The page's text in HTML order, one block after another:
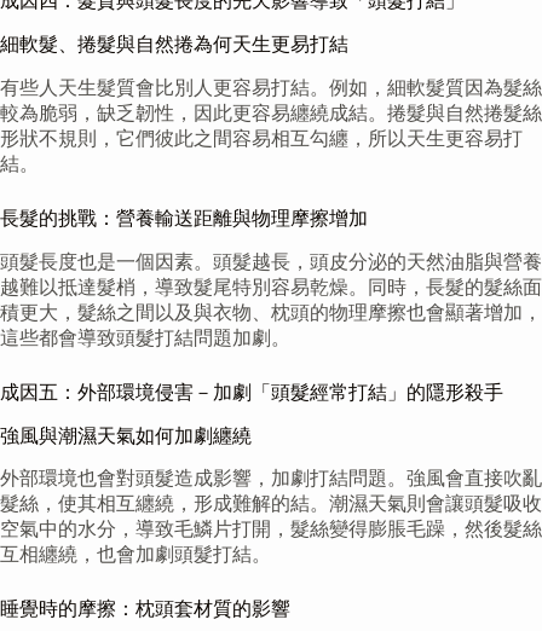
細軟髮、捲髮與自然捲為何天生更易打結
有些人天生髮質會比別人更容易打結。例如，細軟髮質因為髮絲
較為脆弱，缺乏韌性，因此更容易纏繞成結。捲髮與自然捲髮絲
形狀不規則，它們彼此之間容易相互勾纏，所以天生更容易打
結。
長髮的挑戰：營養輸送距離與物理摩擦增加
頭髮長度也是一個因素。頭髮越長，頭皮分泌的天然油脂與營養
越難以抵達髮梢，導致髮尾特別容易乾燥。同時，長髮的髮絲面
積更大，髮絲之間以及與衣物、枕頭的物理摩擦也會顯著增加，
這些都會導致頭髮打結問題加劇。
成因五：外部環境侵害－加劇「頭髮經常打結」的隱形殺手
強風與潮濕天氣如何加劇纏繞
外部環境也會對頭髮造成影響，加劇打結問題。強風會直接吹亂
髮絲，使其相互纏繞，形成難解的結。潮濕天氣則會讓頭髮吸收
空氣中的水分，導致毛鱗片打開，髮絲變得膨脹毛躁，然後髮絲
互相纏繞，也會加劇頭髮打結。
睡覺時的摩擦：枕頭套材質的影響